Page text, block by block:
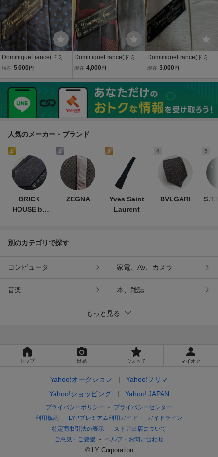
DominiqueFrance(ドミニ
クフランス)黒紺色ドット
現在 5,000 円
DominiqueFrance(ドミニ
クフランス)黒赤太線模様
現在 4,000 円
DominiqueFrance(ドミニ
クフランス)ベージュ横線
現在 3,000 円
人気のメーカー・ブランド
1
BRICK
HOUSE by
2
ZEGNA
3
Yves Saint
Laurent
4
BVLGARI
5
別のカテゴリで探す
コンピュータ 家電、AV、カメラ
音楽 本、雑誌
もっと見る
トップ 出品 ウォッチ マイオク
Yahoo!オークション
Yahoo!フリマ
Yahoo!ショッピング
Yahoo! JAPAN
プライバシーポリシー
プライバシーセンター
利用規約
LYPプレミアム利用ガイド
ガイドライン
特定商取引法の表示
ストア出店について
ご意見・ご要望
ヘルプ・お問い合わせ
© LY Corporation